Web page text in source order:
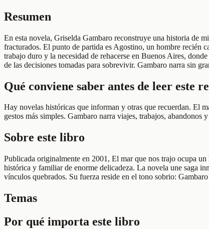
Resumen
En esta novela, Griselda Gambaro reconstruye una historia de
fracturados. El punto de partida es Agostino, un hombre recién
trabajo duro y la necesidad de rehacerse en Buenos Aires,
de las decisiones tomadas para sobrevivir. Gambaro narra sin
Qué conviene saber antes de leer este
Hay novelas históricas que informan y otras que recuerdan. El
gestos más simples. Gambaro narra viajes, trabajos,
Sobre este libro
Publicada originalmente en 2001, El mar que nos trajo ocupa
histórica y familiar de enorme delicadeza. La novela une saga
vínculos quebrados. Su fuerza reside en el tono sobrio:
Temas
Por qué importa este libro